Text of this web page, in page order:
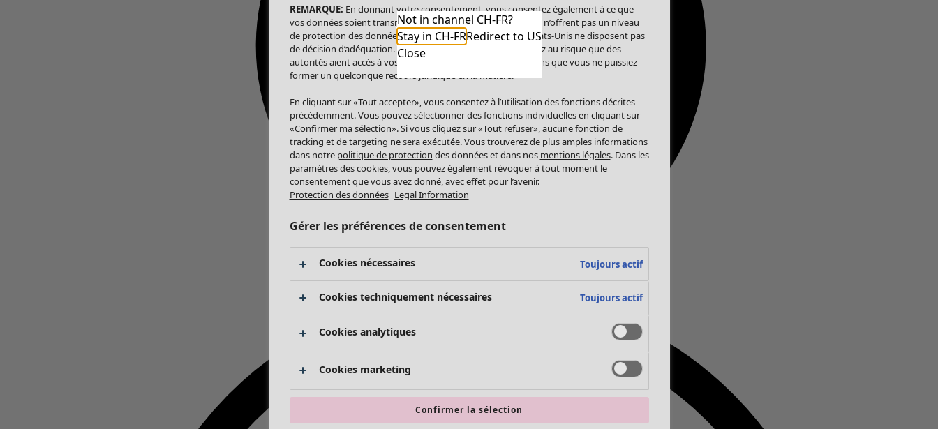
Not in channel CH-FR?
Stay in CH-FRRedirect to US
Close
REMARQUE: En donnant votre consentement, vous consentez également à ce que
vos données soient transmises aux États-Unis. Les États-Unis n’offrent pas un niveau
de protection des données comparable à celui de l’UE. Les États-Unis ne disposent pas
de décision d’adéquation. Par conséquent, vous vous exposez au risque que des
autorités aient accès à vos données à caractère personnel sans que vous ne puissiez
former un quelconque recours juridique en la matière.
En cliquant sur «Tout accepter», vous consentez à l’utilisation des fonctions décrites
précédemment. Vous pouvez sélectionner des fonctions individuelles en cliquant sur
«Confirmer ma sélection». Si vous cliquez sur «Tout refuser», aucune fonction de
tracking et de targeting ne sera exécutée. Vous trouverez de plus amples informations
dans notre politique de protection des données et dans nos mentions légales. Dans les
paramètres des cookies, vous pouvez également révoquer à tout moment le
consentement que vous avez donné, avec effet pour l’avenir.
Protection des données Legal Information
Gérer les préférences de consentement
Cookies nécessaires Toujours actif
Cookies techniquement nécessaires Toujours actif
Cookies analytiques
Cookies marketing
Confirmer la sélection